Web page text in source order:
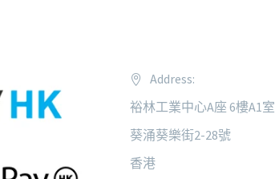
Address:
裕林工業中心A座 6樓A1室
葵涌葵樂街2-28號
香港